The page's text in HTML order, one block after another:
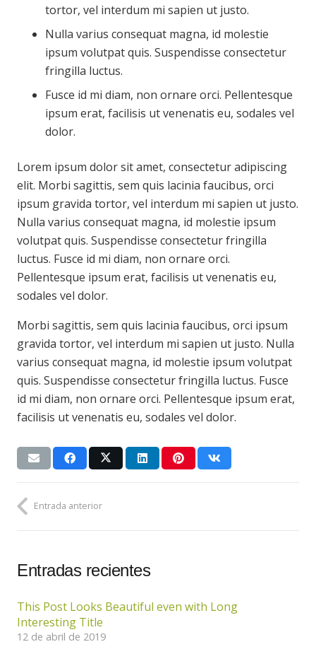
tortor, vel interdum mi sapien ut justo.
Nulla varius consequat magna, id molestie
ipsum volutpat quis. Suspendisse consectetur
fringilla luctus.
Fusce id mi diam, non ornare orci. Pellentesque
ipsum erat, facilisis ut venenatis eu, sodales vel
dolor.
Lorem ipsum dolor sit amet, consectetur adipiscing
elit. Morbi sagittis, sem quis lacinia faucibus, orci
ipsum gravida tortor, vel interdum mi sapien ut justo.
Nulla varius consequat magna, id molestie ipsum
volutpat quis. Suspendisse consectetur fringilla
luctus. Fusce id mi diam, non ornare orci.
Pellentesque ipsum erat, facilisis ut venenatis eu,
sodales vel dolor.
Morbi sagittis, sem quis lacinia faucibus, orci ipsum
gravida tortor, vel interdum mi sapien ut justo. Nulla
varius consequat magna, id molestie ipsum volutpat
quis. Suspendisse consectetur fringilla luctus. Fusce
id mi diam, non ornare orci. Pellentesque ipsum erat,
facilisis ut venenatis eu, sodales vel dolor.
Entrada anterior
Entradas recientes
This Post Looks Beautiful even with Long
Interesting Title
12 de abril de 2019